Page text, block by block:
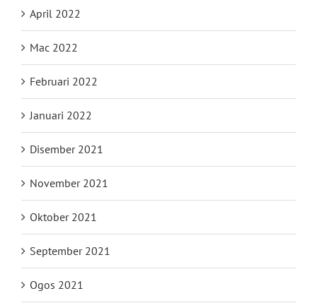
April 2022
Mac 2022
Februari 2022
Januari 2022
Disember 2021
November 2021
Oktober 2021
September 2021
Ogos 2021